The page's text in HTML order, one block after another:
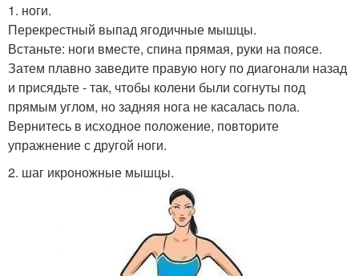
1. ноги.
Перекрестный выпад ягодичные мышцы.
Встаньте: ноги вместе, спина прямая, руки на поясе.
Затем плавно заведите правую ногу по диагонали назад
и присядьте - так, чтобы колени были согнуты под
прямым углом, но задняя нога не касалась пола.
Вернитесь в исходное положение, повторите
упражнение с другой ноги.
2. шаг икроножные мышцы.